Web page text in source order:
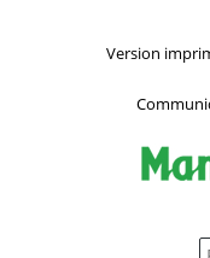
Version